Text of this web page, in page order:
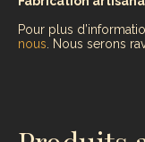
Pour plus
nous . Nous serons